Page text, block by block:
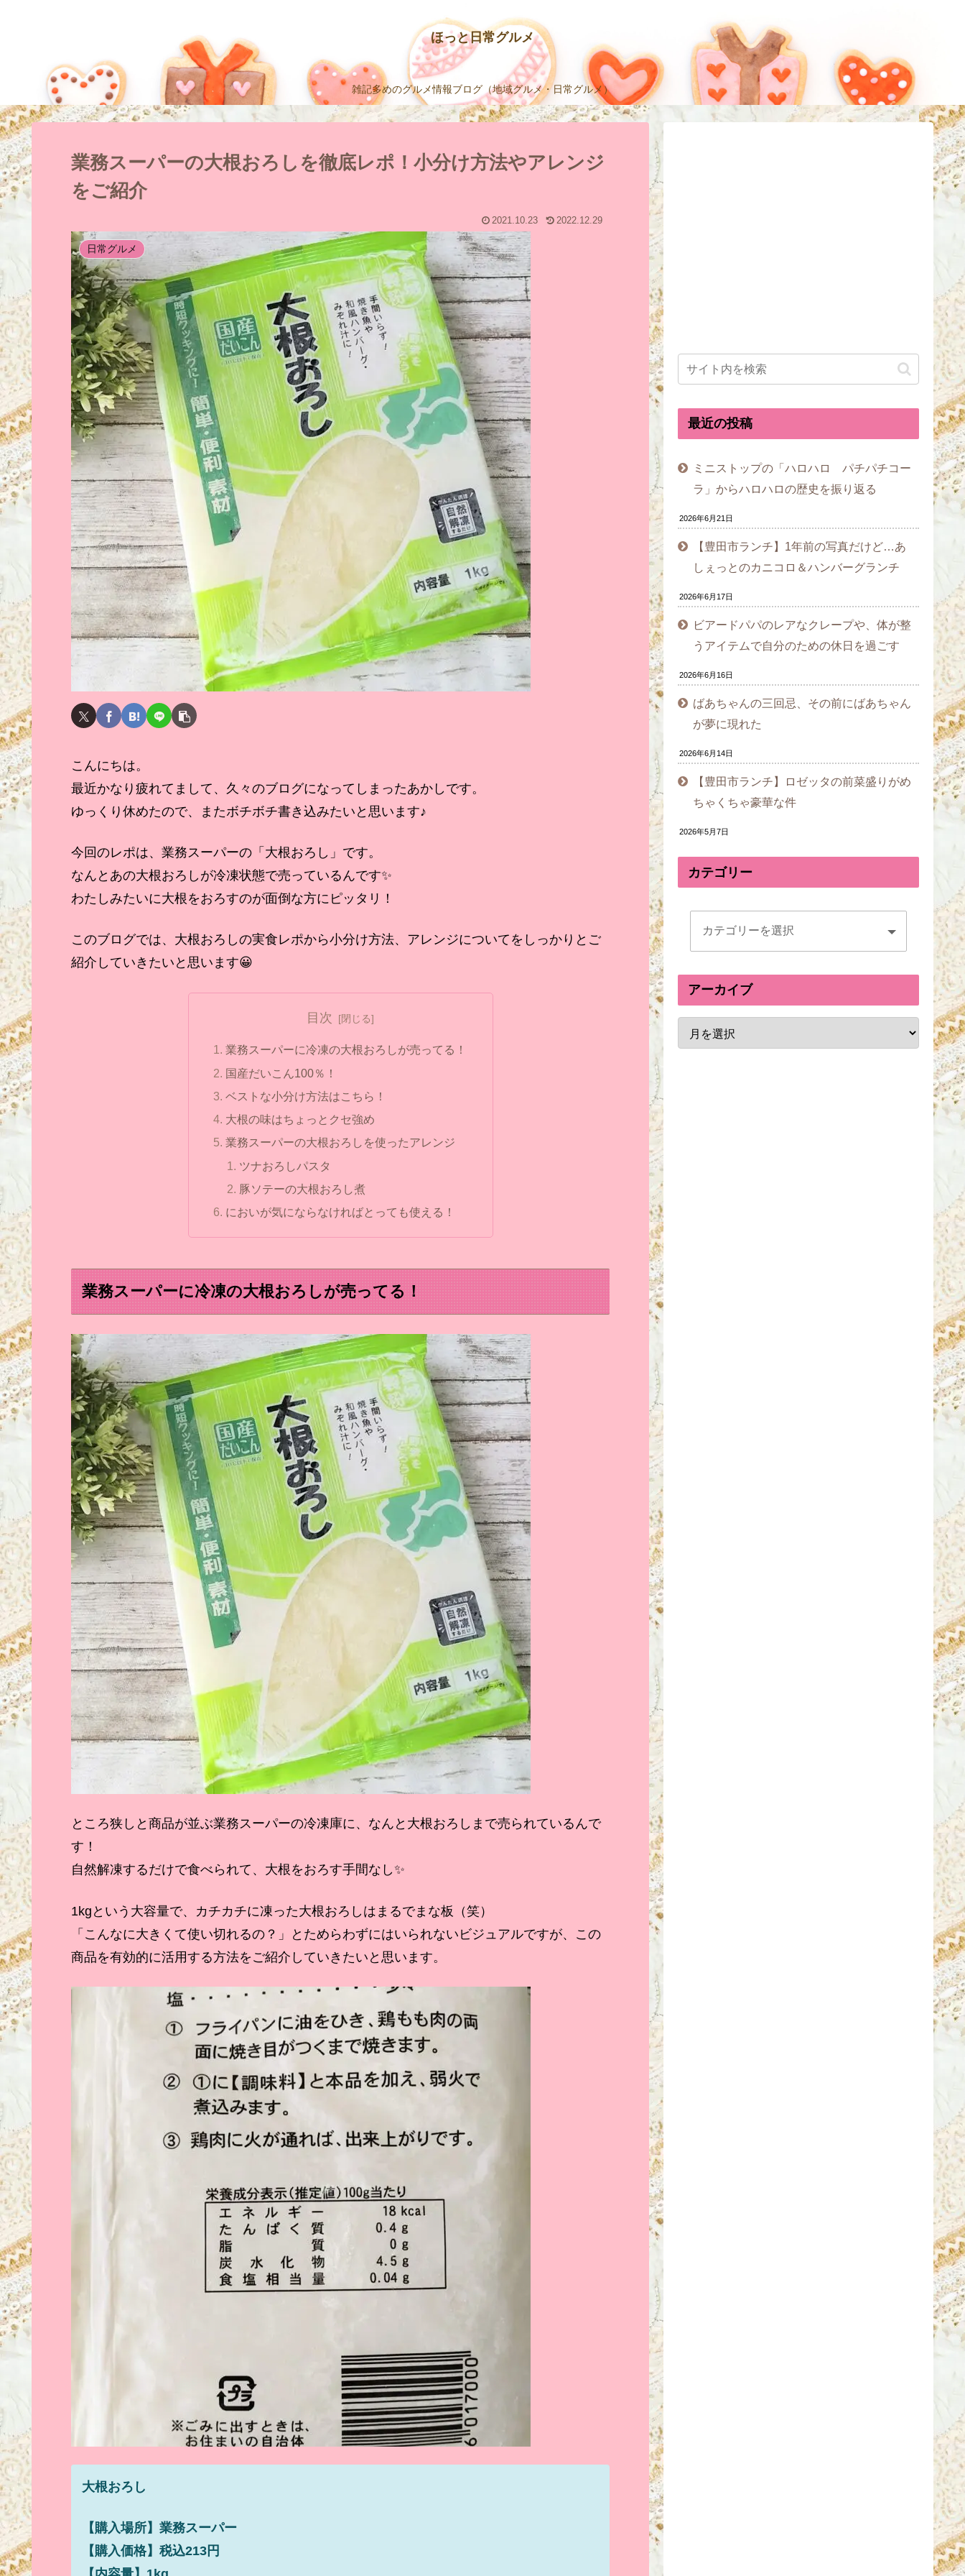
ほっと日常グルメ
雑記多めのグルメ情報ブログ（地域グルメ・日常グルメ）
業務スーパーの大根おろしを徹底レポ！小分け方法やアレンジ
をご紹介
2021.10.23 2022.12.29
日常グルメ
こんにちは。
最近かなり疲れてまして、久々のブログになってしまったあかしです。
ゆっくり休めたので、またボチボチ書き込みたいと思います♪
今回のレポは、業務スーパーの「大根おろし」です。
なんとあの大根おろしが冷凍状態で売っているんです✨
わたしみたいに大根をおろすのが面倒な方にピッタリ！
このブログでは、大根おろしの実食レポから小分け方法、アレンジについてをしっかりとご
紹介していきたいと思います😀
目次
業務スーパーに冷凍の大根おろしが売ってる！
国産だいこん100％！
ベストな小分け方法はこちら！
大根の味はちょっとクセ強め
業務スーパーの大根おろしを使ったアレンジ
ツナおろしパスタ
豚ソテーの大根おろし煮
においが気にならなければとっても使える！
業務スーパーに冷凍の大根おろしが売ってる！
ところ狭しと商品が並ぶ業務スーパーの冷凍庫に、なんと大根おろしまで売られているんで
す！
自然解凍するだけで食べられて、大根をおろす手間なし✨
1kgという大容量で、カチカチに凍った大根おろしはまるでまな板（笑）
「こんなに大きくて使い切れるの？」とためらわずにはいられないビジュアルですが、この
商品を有効的に活用する方法をご紹介していきたいと思います。
大根おろし
【購入場所】業務スーパー
【購入価格】税込213円
最近の投稿
ミニストップの「ハロハロ パチパチコー
ラ」からハロハロの歴史を振り返る
2026年6月21日
【豊田市ランチ】1年前の写真だけど…あ
しぇっとのカニコロ＆ハンバーグランチ
2026年6月17日
ビアードパパのレアなクレープや、体が整
うアイテムで自分のための休日を過ごす
2026年6月16日
ばあちゃんの三回忌、その前にばあちゃん
が夢に現れた
2026年6月14日
【豊田市ランチ】ロゼッタの前菜盛りがめ
ちゃくちゃ豪華な件
2026年5月7日
カテゴリー
アーカイブ